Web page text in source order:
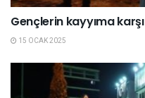
Gençlerin kayyıma
15 OCAK 2025